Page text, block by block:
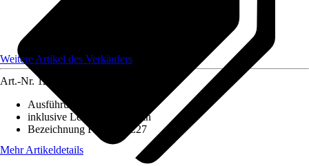
Weitere Artikel des Verkäufers
Art.-Nr. 12750215
Ausführung
inklusive Leuchtmittel
Nein
Bezeichnung Fassung
E27
Mehr Artikeldetails